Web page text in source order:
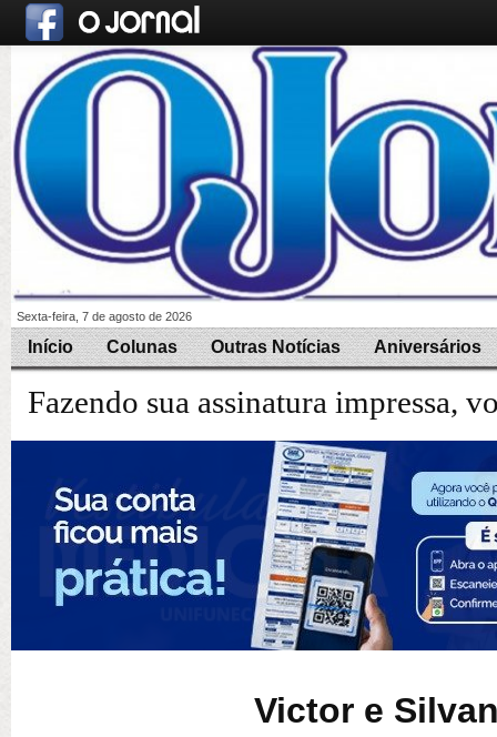
Sexta-feira, 7 de agosto de 2026
Início Colunas Outras Notícias Aniversários
Fazendo sua assinatura impressa,
Victor e